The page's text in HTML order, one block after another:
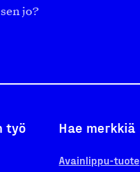
jo?
työ Hae merkkiä
Avainlippu-tuote